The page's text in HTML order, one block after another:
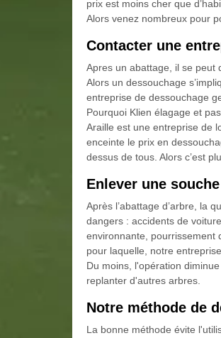
prix est moins cher que
Alors venez nombreux pour
Contacter une
Apres un abattage, il se peut
Alors un dessouchage
entreprise de dessouchage
Pourquoi Klien élagage et
Araille est une entreprise de
enceinte le prix en
dessus de tous. Alors c’est
Enlever une
Après l’abattage d’arbre, la
dangers : accidents de
environnante, pourrissement
pour laquelle, notre
Du moins, l'opération
replanter d'autres arbres.
Notre méthode de
La bonne méthode évite